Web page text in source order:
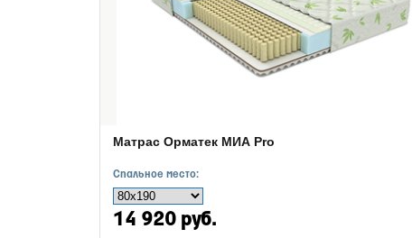
Матрас Орматек МИА Pro
Спальное место:
14 920 руб.